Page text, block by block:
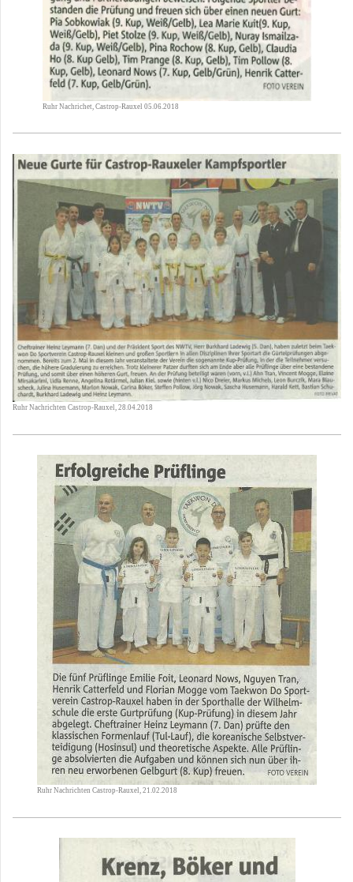
Ruhr Nachrichet, Castrop-Rauxel 05.06.2018
Ruhr Nachrichten Castrop-Rauxel, 28.04.2018
Ruhr Nachrichten Castrop-Rauxel, 21.02.2018